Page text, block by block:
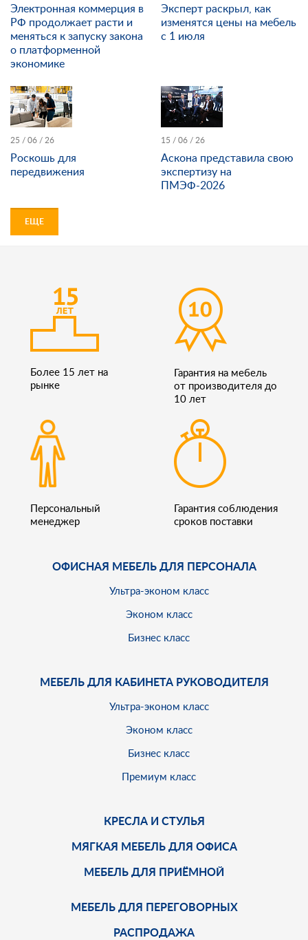
Электронная коммерция в
РФ продолжает расти и
меняться к запуску закона
о платформенной
экономике
Эксперт раскрыл, как
изменятся цены на мебель
с 1 июля
25 / 06 / 26
Роскошь для
передвижения
15 / 06 / 26
Аскона представила свою
экспертизу на
ПМЭФ-2026
ЕЩЕ
Более 15 лет на
рынке
Гарантия на мебель
от производителя до
10 лет
Персональный
менеджер
Гарантия соблюдения
сроков поставки
ОФИСНАЯ МЕБЕЛЬ ДЛЯ ПЕРСОНАЛА
Ультра-эконом класс
Эконом класс
Бизнес класс
МЕБЕЛЬ ДЛЯ КАБИНЕТА РУКОВОДИТЕЛЯ
Ультра-эконом класс
Эконом класс
Бизнес класс
Премиум класс
КРЕСЛА И СТУЛЬЯ
МЯГКАЯ МЕБЕЛЬ ДЛЯ ОФИСА
МЕБЕЛЬ ДЛЯ ПРИЁМНОЙ
МЕБЕЛЬ ДЛЯ ПЕРЕГОВОРНЫХ
РАСПРОДАЖА